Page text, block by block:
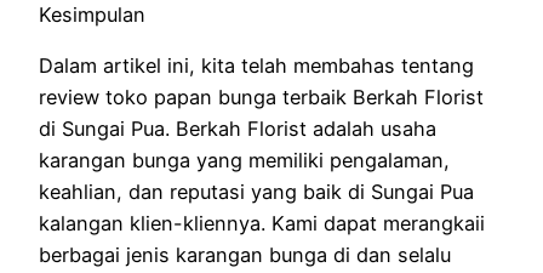
Kesimpulan
Dalam artikel ini, kita telah membahas tentang
review toko papan bunga terbaik Berkah Florist
di Sungai Pua. Berkah Florist adalah usaha
karangan bunga yang memiliki pengalaman,
keahlian, dan reputasi yang baik di Sungai Pua
kalangan klien-kliennya. Kami dapat merangkaii
berbagai jenis karangan bunga di dan selalu